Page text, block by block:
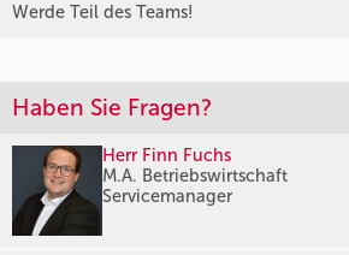
Werde Teil des Teams!
Haben Sie Fragen?
Herr Finn Fuchs
M.A. Betriebswirtschaft
Servicemanager